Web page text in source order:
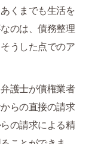
くまでも生活を
のは、債務整理
うした点でのア
護士が債権業者
らの直接の請求
の請求による精